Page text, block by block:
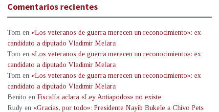
Comentarios recientes
Tom en «Los veteranos de guerra merecen un reconocimiento»: ex
candidato a diputado Vladimir Melara
Tom en «Los veteranos de guerra merecen un reconocimiento»: ex
candidato a diputado Vladimir Melara
Tom en «Los veteranos de guerra merecen un reconocimiento»: ex
candidato a diputado Vladimir Melara
Benito en Fiscalía aclara «Ley Antiapodos» no existe
Rudy en «Gracias, por todo»: Presidente Nayib Bukele a Chivo Pets